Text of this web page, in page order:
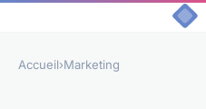
Accueil›Marketing